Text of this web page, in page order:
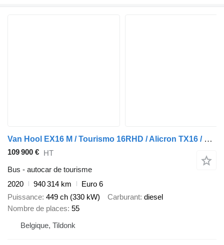
Van Hool EX16 M / Tourismo 16RHD / Alicron TX16 / Lift / Euro 6
109 900 € HT
Bus - autocar de tourisme
2020
940 314 km
Euro 6
Puissance 449 ch (330 kW) Carburant diesel
Nombre de places 55
Belgique, Tildonk